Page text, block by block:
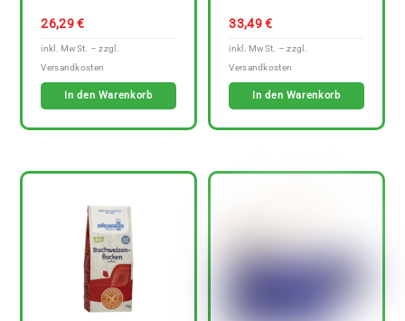
26,29€
In den Warenkorb
33,49€
In den Warenkorb